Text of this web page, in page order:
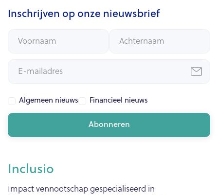
Inclusio
Impact vennootschap gespecialiseerd in
Inschrijven op onze nieuwsbrief
Algemeen nieuws Financieel nieuws